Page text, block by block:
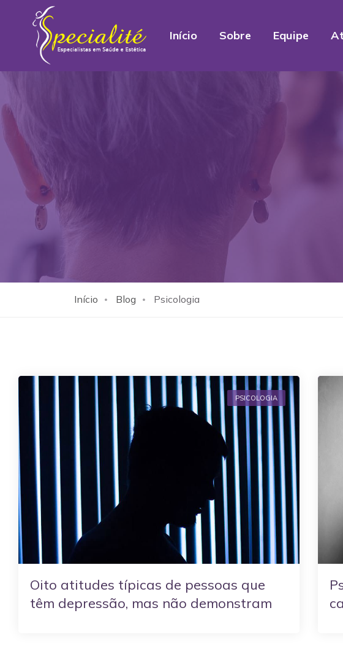
Início Sobre Equipe
Início Blog Psicologia
PSICOLOGIA
Oito atitudes típicas de pessoas que
têm depressão, mas não demonstram